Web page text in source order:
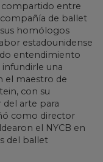
compartido entre
de ballet
homólogos
estadounidense
entendimiento
infundirle una
el maestro de
con su
arte para
como director
el NYCB en
del ballet